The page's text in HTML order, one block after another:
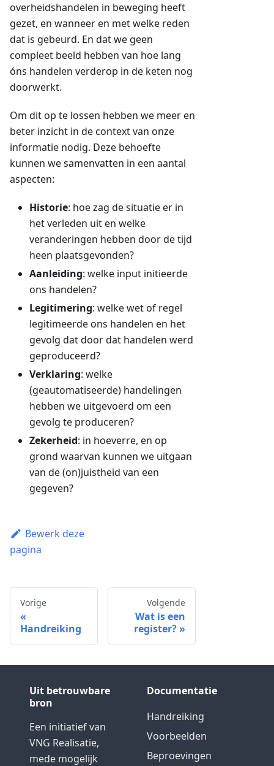
overheidshandelen in beweging heeft
gezet, en wanneer en met welke reden
dat is gebeurd. En dat we geen
compleet beeld hebben van hoe lang
óns handelen verderop in de keten nog
doorwerkt.
Om dit op te lossen hebben we meer en
beter inzicht in de context van onze
informatie nodig. Deze behoefte
kunnen we samenvatten in een aantal
aspecten:
Historie: hoe zag de situatie er in
het verleden uit en welke
veranderingen hebben door de tijd
heen plaatsgevonden?
Aanleiding: welke input initieerde
ons handelen?
Legitimering: welke wet of regel
legitimeerde ons handelen en het
gevolg dat door dat handelen werd
geproduceerd?
Verklaring: welke
(geautomatiseerde) handelingen
hebben we uitgevoerd om een
gevolg te produceren?
Zekerheid: in hoeverre, en op
grond waarvan kunnen we uitgaan
van de (on)juistheid van een
gegeven?
Bewerk deze
pagina
Vorige
Handreiking
Volgende
Wat is een
register?
Uit betrouwbare
bron
Een initiatief van
VNG Realisatie,
mede mogelijk
Documentatie
Handreiking
Voorbeelden
Beproevingen